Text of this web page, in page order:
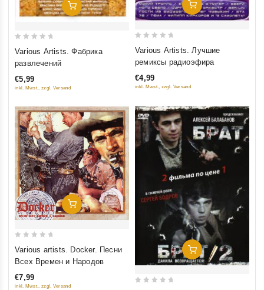
Добавить В Корзину
5
Various Artists. Фабрика
развлечений
€5,99
inkl. Mwst., zzgl. Versand
Добавить В Корзину
5
Various Artists. Лучшие
ремиксы радиоэфира
€4,99
inkl. Mwst., zzgl. Versand
Добавить В Корзину
5
Various artists. Docker. Песни
Всех Времен и Народов
€7,99
inkl. Mwst., zzgl. Versand
Добавить В Корзину